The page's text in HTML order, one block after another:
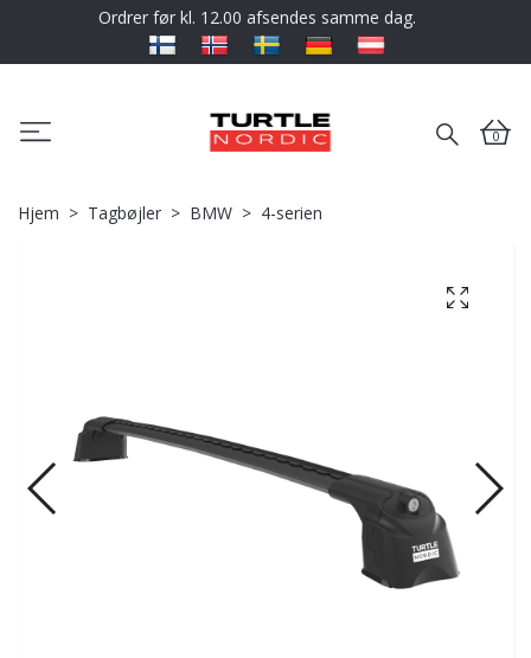
Ordrer før kl. 12.00 afsendes samme dag.
0
Hjem Tagbøjler BMW 4-serien